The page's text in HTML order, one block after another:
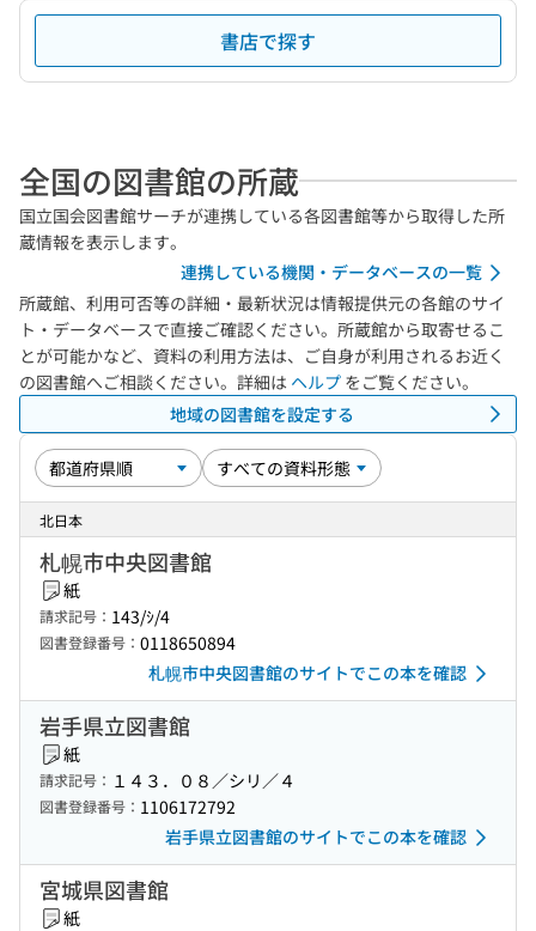
書店で探す
全国の図書館の所蔵
国立国会図書館サーチが連携している各図書館等から取得した所
蔵情報を表示します。
連携している機関・データベースの一覧
所蔵館、利用可否等の詳細・最新状況は情報提供元の各館のサイ
ト・データベースで直接ご確認ください。所蔵館から取寄せるこ
とが可能かなど、資料の利用方法は、ご自身が利用されるお近く
の図書館へご相談ください。詳細は ヘルプ をご覧ください。
地域の図書館を設定する
北日本
札幌市中央図書館
紙
請求記号： 143/ｼ/4
図書登録番号： 0118650894
札幌市中央図書館のサイトでこの本を確認
岩手県立図書館
紙
請求記号： １４３．０８／シリ／４
図書登録番号： 1106172792
岩手県立図書館のサイトでこの本を確認
宮城県図書館
紙